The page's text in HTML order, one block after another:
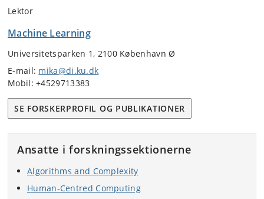
Lektor
Machine Learning
Universitetsparken 1, 2100 København Ø
E-mail: mika@di.ku.dk
Mobil: +4529713383
SE FORSKERPROFIL OG PUBLIKATIONER
Ansatte i forskningssektionerne
Algorithms and Complexity
Human-Centred Computing